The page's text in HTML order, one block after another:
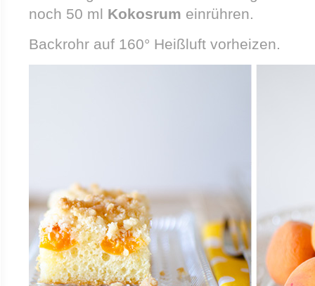
noch 50 ml Kokosrum einrühren.
Backrohr auf 160° Heißluft vorheizen.